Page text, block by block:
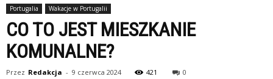
Portugalia Wakacje w Portugalii
CO TO JEST MIESZKANIE
KOMUNALNE?
Przez Redakcja - 9 czerwca 2024 421 0